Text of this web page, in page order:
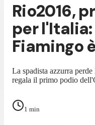
Rio2016,
per l'Italia:
Fiamingo
La spadista azzurra
regala il primo podio
1 min